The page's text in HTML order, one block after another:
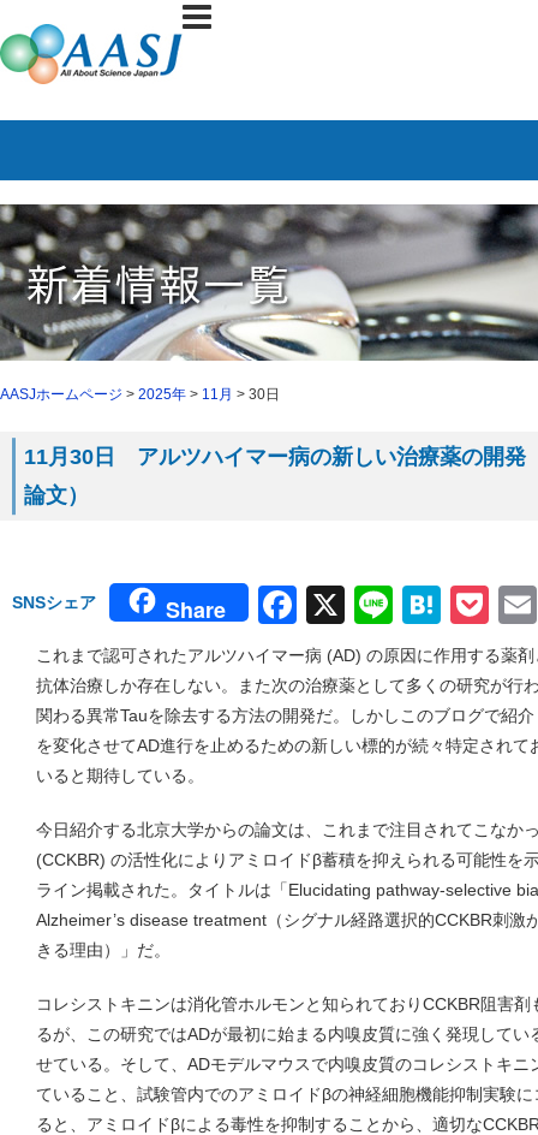
AASJホームページ > 2025年 > 11月 > 30日
11月30日 アルツハイマー病の新しい治療薬の開発
論文）
SNSシェア Share Facebook
X Line
これまで認可されたアルツハイマー病 (AD) の原因に作用する薬
抗体治療しか存在しない。また次の治療薬として多くの研究が行
関わる異常Tauを除去する方法の開発だ。しかしこのブログで紹
を変化させてAD進行を止めるための新しい標的が続々特定され
いると期待している。
今日紹介する北京大学からの論文は、これまで注目されてこなか
(CCKBR) の活性化によりアミロイドβ蓄積を抑えられる可能性を
ライン掲載された。タイトルは「Elucidating pathway-selective
Alzheimer’s disease treatment（シグナル経路選択的CCKBR刺激
きる理由）」だ。
コレシストキニンは消化管ホルモンと知られておりCCKBR阻害
るが、この研究ではADが最初に始まる内嗅皮質に強く発現して
せている。そして、ADモデルマウスで内嗅皮質のコレシストキ
ていること、試験管内でのアミロイドβの神経細胞機能抑制実験
ると、アミロイドβによる毒性を抑制することから、適切な